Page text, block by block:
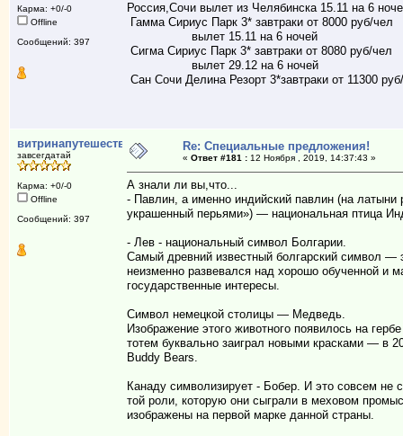
Карма: +0/-0
Offline
Сообщений: 397
Россия,Сочи вылет из Челябинска 15.11 на 6
Гамма Сириус Парк 3* завтраки от 8000 руб/чел
вылет 15.11 на 6 ночей
Сигма Сириус Парк 3* завтраки от 8080 руб/чел
вылет 29.12 на 6 ночей
Сан Сочи Делина Резорт 3*завтраки от 11300
витринапутешествий
завсегдатай
Карма: +0/-0
Offline
Сообщений: 397
Re: Специальные предложения!
« Ответ #181 :12 Ноября , 2019, 14:37:43 »
А знали ли вы,что...
- Павлин, а именно индийский павлин (на латыни
украшенный перьями») — национальная птица
- Лев - национальный символ Болгарии.
Самый древний известный болгарский символ
неизменно развевался над хорошо обученной и
государственные интересы.
Символ немецкой столицы — Медведь.
Изображение этого животного появилось на
тотем буквально заиграл новыми красками — в
Buddy Bears.
Канаду символизирует - Бобер. И это совсем не
той роли, которую они сыграли в меховом
изображены на первой марке данной страны.